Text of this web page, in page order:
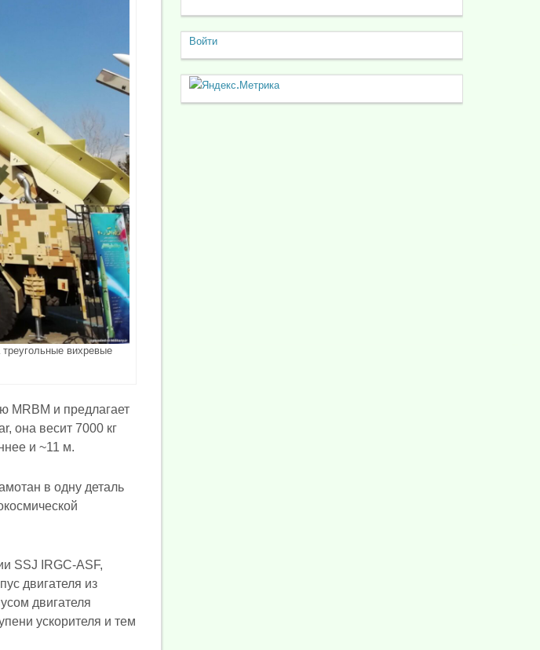
вихревые
MRBM и предлагает
она весит 7000 кг
и ~11 м.
в одну деталь
SSJ IRGC-ASF,
двигателя из
двигателя
ускорителя и тем
Войти